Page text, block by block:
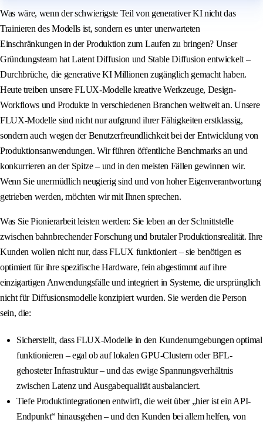
Was wäre, wenn der schwierigste Teil von generativer KI nicht das
Trainieren des Modells ist, sondern es unter unerwarteten
Einschränkungen in der Produktion zum Laufen zu bringen? Unser
Gründungsteam hat Latent Diffusion und Stable Diffusion entwickelt –
Durchbrüche, die generative KI Millionen zugänglich gemacht haben.
Heute treiben unsere FLUX-Modelle kreative Werkzeuge, Design-
Workflows und Produkte in verschiedenen Branchen weltweit an. Unsere
FLUX-Modelle sind nicht nur aufgrund ihrer Fähigkeiten erstklassig,
sondern auch wegen der Benutzerfreundlichkeit bei der Entwicklung von
Produktionsanwendungen. Wir führen öffentliche Benchmarks an und
konkurrieren an der Spitze – und in den meisten Fällen gewinnen wir.
Wenn Sie unermüdlich neugierig sind und von hoher Eigenverantwortung
getrieben werden, möchten wir mit Ihnen sprechen.
Was Sie Pionierarbeit leisten werden: Sie leben an der Schnittstelle
zwischen bahnbrechender Forschung und brutaler Produktionsrealität. Ihre
Kunden wollen nicht nur, dass FLUX funktioniert – sie benötigen es
optimiert für ihre spezifische Hardware, fein abgestimmt auf ihre
einzigartigen Anwendungsfälle und integriert in Systeme, die ursprünglich
nicht für Diffusionsmodelle konzipiert wurden. Sie werden die Person
sein, die:
Sicherstellt, dass FLUX-Modelle in den Kundenumgebungen optimal
funktionieren – egal ob auf lokalen GPU-Clustern oder BFL-
gehosteter Infrastruktur – und das ewige Spannungsverhältnis
zwischen Latenz und Ausgabequalität ausbalanciert.
Tiefe Produktintegrationen entwirft, die weit über „hier ist ein API-
Endpunkt“ hinausgehen – und den Kunden bei allem helfen, von